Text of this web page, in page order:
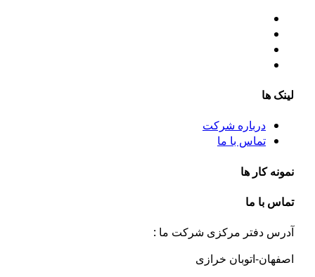
لینک ها
درباره شرکت
تماس با ما
نمونه کار ها
تماس با ما
آدرس دفتر مرکزی شرکت ما :
اصفهان-اتوبان خرازی